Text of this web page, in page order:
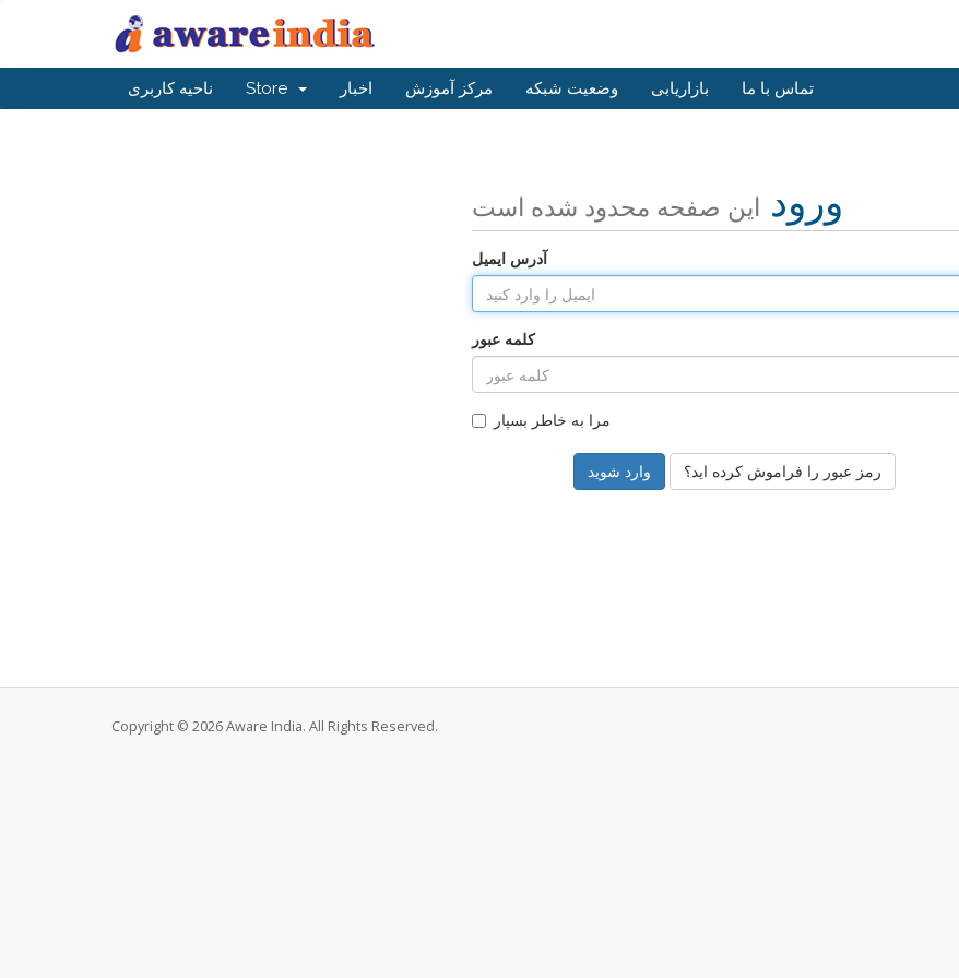
ناحیه کاربری Store اخبار مرکز آموزش وضعیت شبکه بازاریابی تماس با ما
ورود این صفحه محدود شده است
آدرس ایمیل
کلمه عبور
مرا به خاطر بسپار
رمز عبور را فراموش کرده اید؟
Copyright © 2026 Aware India. All Rights Reserved.